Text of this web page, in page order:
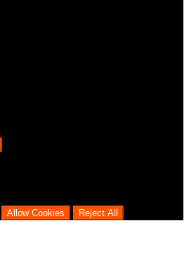
Allow Cookies Reject All